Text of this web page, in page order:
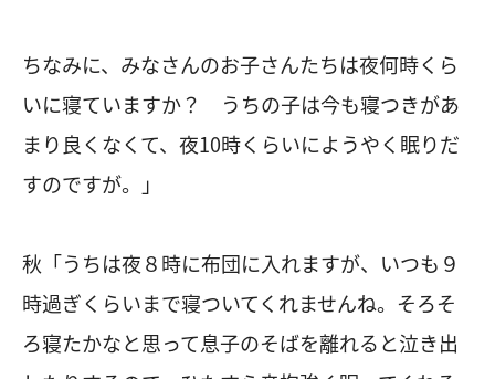
ちなみに、みなさんのお子さんたちは夜何時くら
いに寝ていますか？ うちの子は今も寝つきがあ
まり良くなくて、夜10時くらいにようやく眠りだ
すのですが。」
秋「うちは夜８時に布団に入れますが、いつも９
時過ぎくらいまで寝ついてくれませんね。そろそ
ろ寝たかなと思って息子のそばを離れると泣き出